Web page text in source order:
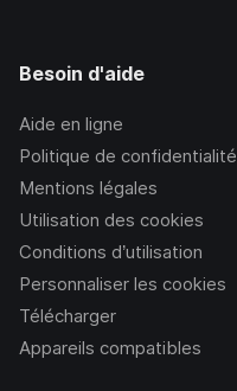
Besoin d'aide
Aide en ligne
Politique de confidentialité
Mentions légales
Utilisation des cookies
Conditions d’utilisation
Personnaliser les cookies
Télécharger
Appareils compatibles